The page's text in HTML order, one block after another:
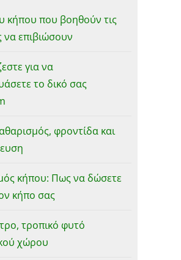
κήπου που βοηθούν τις
να επιβιώσουν
για να
το δικό σας
φροντίδα και
κήπου: Πως να δώσετε
κήπο σας
τροπικό φυτό
χώρου